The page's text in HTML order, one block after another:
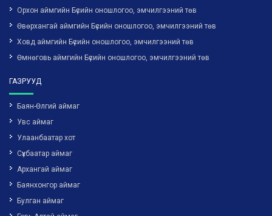
Орхон аймгийн Бүсийн оношлогоо, эмчилгээний төв
Өвөрхангай аймгийн Бүсийн оношлогоо, эмчилгээний төв
Ховд аймгийн Бүсийн оношлогоо, эмчилгээний төв
Өмнөговь аймгийн Бүсийн оношлогоо, эмчилгээний төв
ГАЗРУУД
Баян-Өлгий аймаг
Увс аймаг
Улаанбаатар хот
Сүхбаатар аймаг
Архангай аймаг
Баянхонгор аймаг
Булган аймаг